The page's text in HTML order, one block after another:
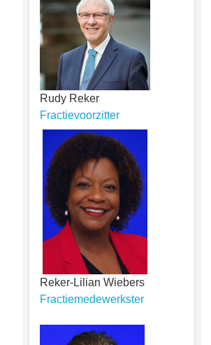
Rudy Reker
Fractievoorzitter
Reker-Lilian Wiebers
Fractiemedewerkster